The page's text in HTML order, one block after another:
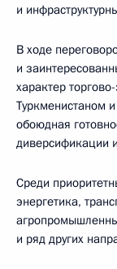
и
В ходе
и
характер
Туркменистаном
обоюдная
диверсификации
Среди
энергетика,
и ряд других